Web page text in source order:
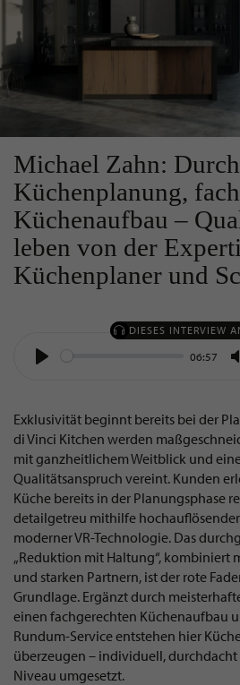
Michael Zahn:
Küchenplanung,
Küchenaufbau –
leben von der
Küchenplaner und
DIESES INTERVIEW
06:57
Exklusivität beginnt bereits bei der
di Vinci Kitchen werden
mit ganzheitlichem Weitblick und
Qualitätsanspruch vereint. Kunden
Küche bereits in der Planungsphase
detailgetreu mithilfe hochauflösender
moderner VR-Technologie. Das
„Reduktion mit Haltung“, kombiniert
und starken Partnern, ist der rote
Grundlage. Ergänzt durch
einen fachgerechten Küchenaufbau
Rundum-Service entstehen hier
überzeugen – individuell,
Niveau umgesetzt.